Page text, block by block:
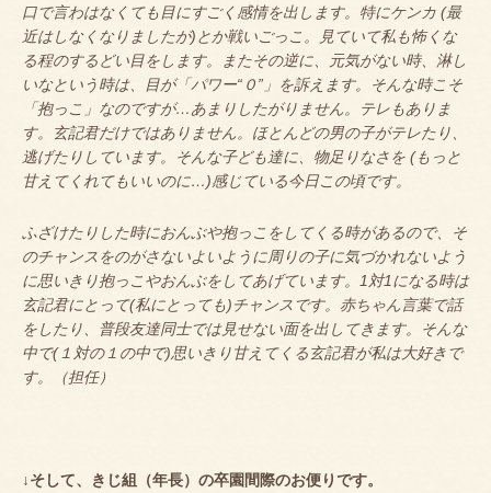
口で言わはなくても目にすごく感情を出します。特にケンカ (最
近はしなくなりましたが)とか戦いごっこ。見ていて私も怖くな
る程のするどい目をします。またその逆に、元気がない時、淋し
いなという時は、目が「パワー“０”」を訴えます。そんな時こそ
「抱っこ」なのですが…あまりしたがりません。テレもありま
す。玄記君だけではありません。ほとんどの男の子がテレたり、
逃げたりしています。そんな子ども達に、物足りなさを (もっと
甘えてくれてもいいのに…)感じている今日この頃です。
ふざけたりした時におんぶや抱っこをしてくる時があるので、そ
のチャンスをのがさないよいように周りの子に気づかれないよう
に思いきり抱っこやおんぶをしてあげています。1対1になる時は
玄記君にとって(私にとっても)チャンスです。赤ちゃん言葉で話
をしたり、普段友達同士では見せない面を出してきます。そんな
中で(１対の１の中で)思いきり甘えてくる玄記君が私は大好きで
す。（担任）
↓そして、きじ組（年長）の卒園間際のお便りです。